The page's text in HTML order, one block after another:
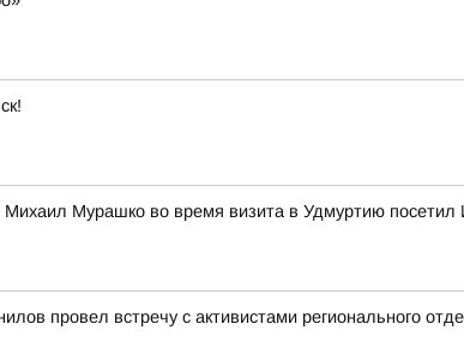
Мурашко во время визита в Удмуртию посетил
провел встречу с активистами регионального